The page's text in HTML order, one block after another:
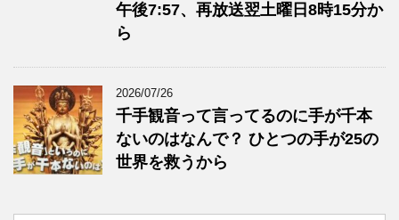
午後7:57、再放送翌土曜日8時15分か
ら
2026/07/26
千手観音って言ってるのに手が千本
ないのはなんで？ ひとつの手が25の
世界を救うから